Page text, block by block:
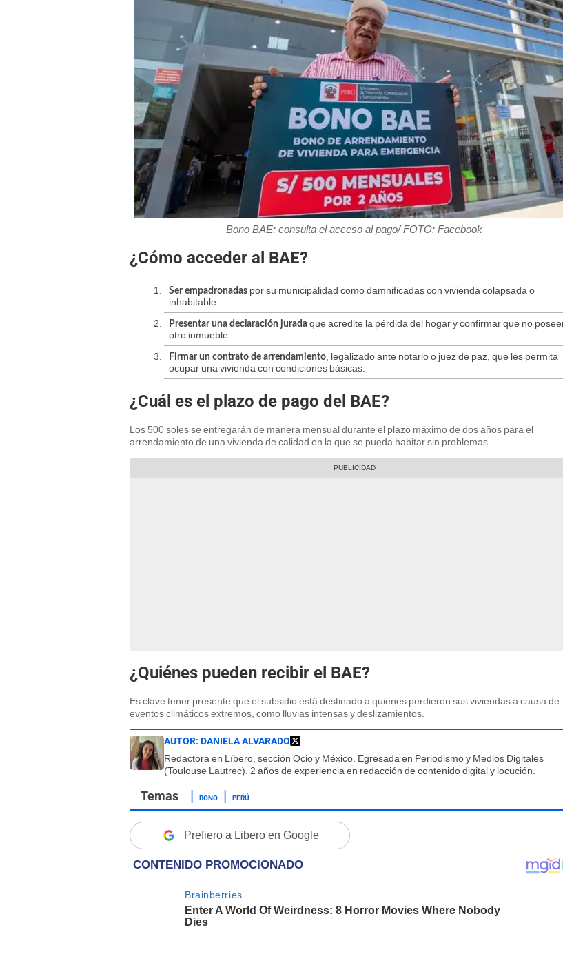
Bono BAE: consulta el acceso al pago/ FOTO: Facebook
¿Cómo acceder al BAE?
Ser empadronadas por su municipalidad como damnificadas con vivienda colapsada o
inhabitable.
Presentar una declaración jurada que acredite la pérdida del hogar y confirmar que no
otro inmueble.
Firmar un contrato de arrendamiento, legalizado ante notario o juez de paz, que les permita
ocupar una vivienda con condiciones básicas.
¿Cuál es el plazo de pago del BAE?
Los 500 soles se entregarán de manera mensual durante el plazo máximo de dos años para el
arrendamiento de una vivienda de calidad en la que se pueda habitar sin problemas.
¿Quiénes pueden recibir el BAE?
Es clave tener presente que el subsidio está destinado a quienes perdieron sus viviendas a causa de
eventos climáticos extremos, como lluvias intensas y deslizamientos.
AUTOR: DANIELA ALVARADO
Redactora en Líbero, sección Ocio y México. Egresada en Periodismo y Medios Digitales
(Toulouse Lautrec). 2 años de experiencia en redacción de contenido digital y locución.
BONO PERÚ
Prefiero a Libero en Google